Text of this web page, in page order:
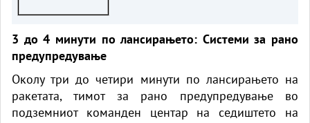
3 до 4 минути по лансирањето: Системи за рано
предупредување
Околу три до четири минути по лансирањето на
ракетата, тимот за рано предупредување во
подземниот команден центар на седиштето на